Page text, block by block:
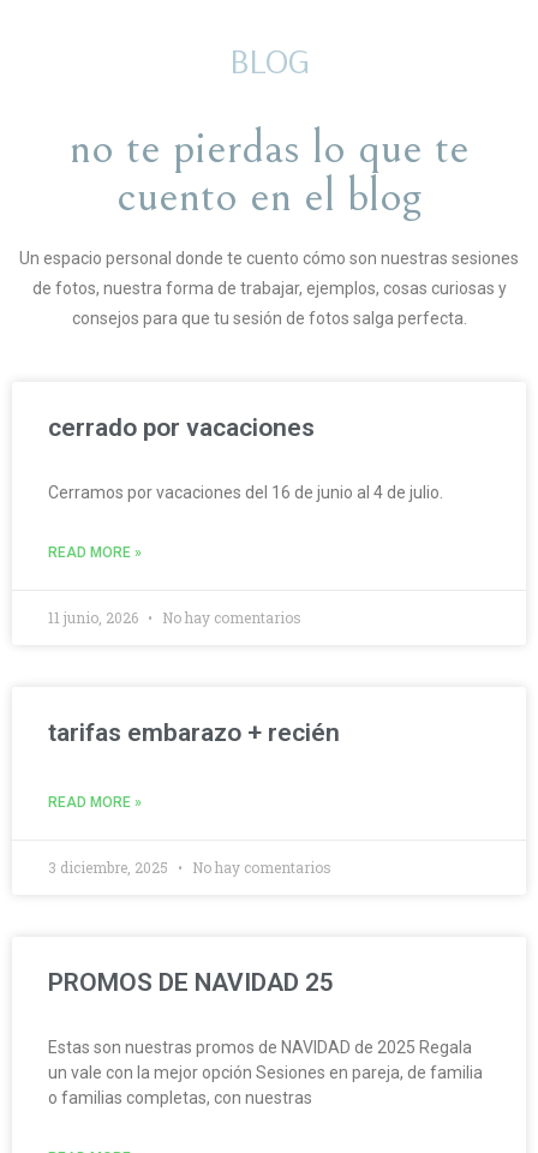
BLOG
no te pierdas lo que te
cuento en el blog
Un espacio personal donde te cuento cómo son nuestras sesiones
de fotos, nuestra forma de trabajar, ejemplos, cosas curiosas y
consejos para que tu sesión de fotos salga perfecta.
cerrado por vacaciones
Cerramos por vacaciones del 16 de junio al 4 de julio.
READ MORE »
11 junio, 2026 No hay comentarios
tarifas embarazo + recién
READ MORE »
3 diciembre, 2025 No hay comentarios
PROMOS DE NAVIDAD 25
Estas son nuestras promos de NAVIDAD de 2025 Regala
un vale con la mejor opción Sesiones en pareja, de familia
o familias completas, con nuestras